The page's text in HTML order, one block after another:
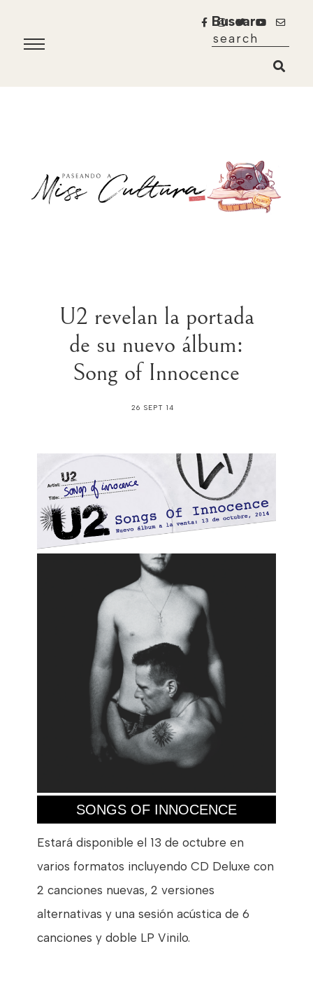
Buscar
U2 revelan la portada
de su nuevo álbum:
Song of Innocence
26 SEPT 14
SONGS OF INNOCENCE
Estará disponible el 13 de octubre en
varios formatos incluyendo CD Deluxe con
2 canciones nuevas, 2 versiones
alternativas y una sesión acústica de 6
canciones y doble LP Vinilo.